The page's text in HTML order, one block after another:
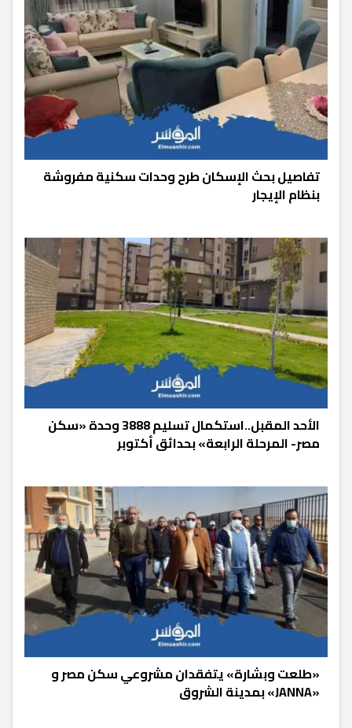
تفاصيل بحث الإسكان طرح وحدات سكنية مفروشة
بنظام الإيجار
الأحد المقبل..استكمال تسليم 3888 وحدة «سكن
مصر- المرحلة الرابعة» بحدائق أكتوبر
«طلعت وبشارة» يتفقدان مشروعي سكن مصر و
«JANNA» بمدينة الشروق